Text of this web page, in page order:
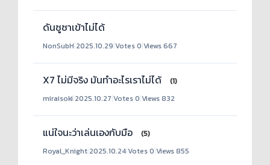
ดันซูซาเข้าไม่ได้
NonSubH|2025.10.29|Votes 0|Views 667
X7 ไม่มีจริง มันทำอะไรเราไม่ได้
(1)
miraisoki|2025.10.27|Votes 0|Views 832
แน่ใจนะว่าเล่นเองกับมือ
(5)
Royal_Knight|2025.10.24|Votes 0|Views 855